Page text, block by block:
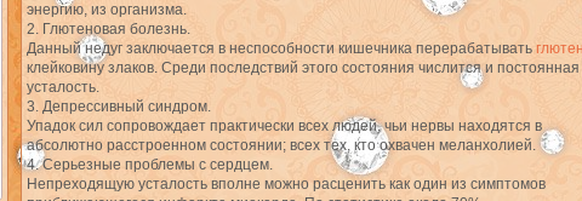
энергию, из организма.
2. Глютеновая болезнь.
Данный недуг заключается в неспособности кишечника перерабатывать
клейковину злаков. Среди последствий этого состояния числится и постоянная
усталость.
3. Депрессивный синдром.
Упадок сил сопровождает практически всех людей, чьи нервы находятся в
абсолютно расстроенном состоянии; всех тех, кто охвачен меланхолией.
4. Серьезные проблемы с сердцем.
Непреходящую усталость вполне можно расценить как один из симптомов